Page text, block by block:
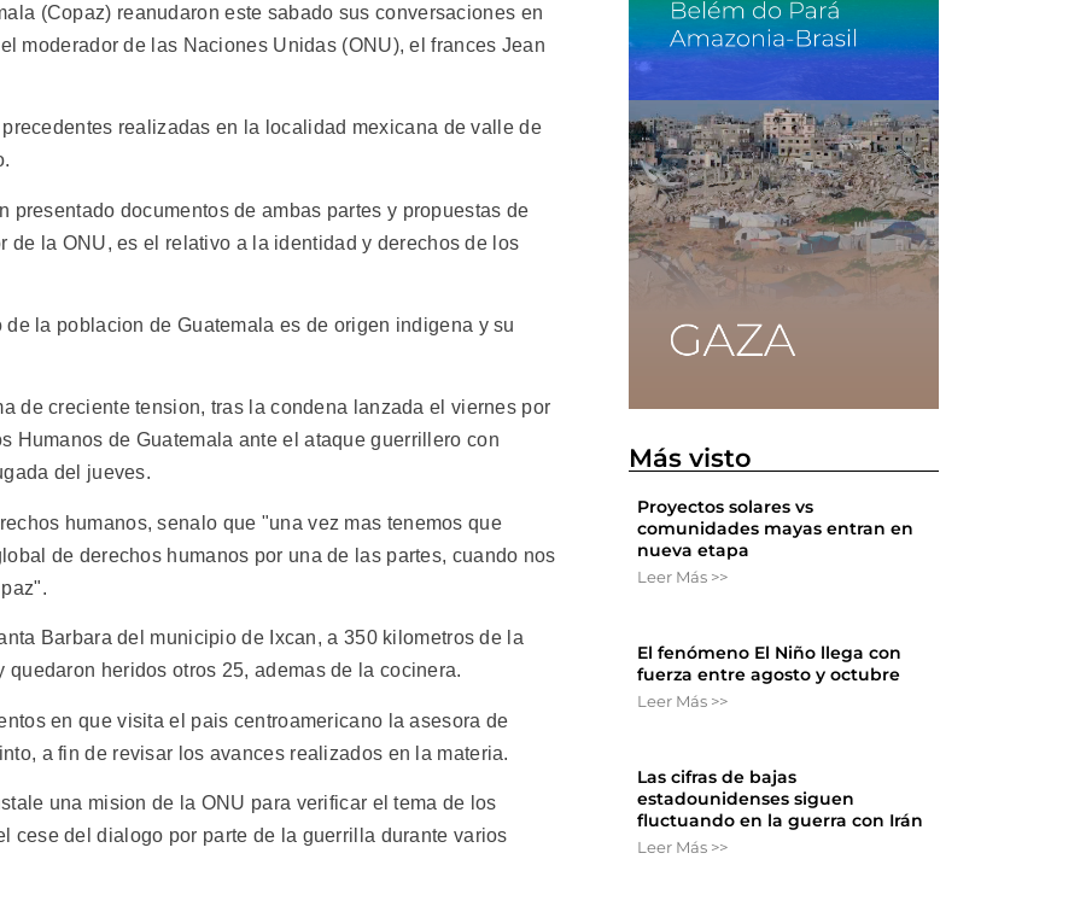
(Copaz) reanudaron este sabado sus conversaciones en
moderador de las Naciones Unidas (ONU), el frances Jean
realizadas en la localidad mexicana de valle de
presentado documentos de ambas partes y propuestas de
de la ONU, es el relativo a la identidad y derechos de los
la poblacion de Guatemala es de origen indigena y su
de creciente tension, tras la condena lanzada el viernes por
Humanos de Guatemala ante el ataque guerrillero con
del jueves.
humanos, senalo que "una vez mas tenemos que
de derechos humanos por una de las partes, cuando nos
Barbara del municipio de Ixcan, a 350 kilometros de la
heridos otros 25, ademas de la cocinera.
en que visita el pais centroamericano la asesora de
a fin de revisar los avances realizados en la materia.
una mision de la ONU para verificar el tema de los
cese del dialogo por parte de la guerrilla durante varios
Más visto
Proyectos solares vs
comunidades mayas entran en
nueva etapa
Leer Más >>
El fenómeno El Niño llega con
fuerza entre agosto y octubre
Leer Más >>
Las cifras de bajas
estadounidenses siguen
fluctuando en la guerra con Irán
Leer Más >>